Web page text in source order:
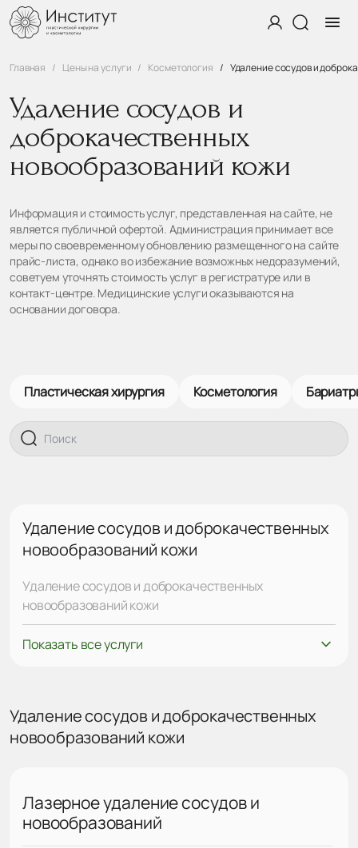
Главная Цены на услуги Косметология Удаление сосудов и
Удаление сосудов и
доброкачественных
новообразований кожи
Информация и стоимость услуг, представленная на сайте, не
является публичной офертой. Администрация принимает все
меры по своевременному обновлению размещенного на сайте
прайс-листа, однако во избежание возможных недоразумений,
советуем уточнять стоимость услуг в регистратуре или в
контакт-центре. Медицинские услуги оказываются на
основании договора.
Пластическая хирургия Косметология
Удаление сосудов и доброкачественных
новообразований кожи
Удаление сосудов и доброкачественных
новообразований кожи
Показать все услуги
Удаление сосудов и доброкачественных
новообразований кожи
Лазерное удаление сосудов и
новообразований